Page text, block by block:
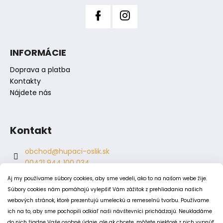
Aj my používame súbory cookies, aby sme vedeli, ako to na našom webe žije.
Súbory cookies nám pomáhajú vylepšiť Vám zážitok z prehliadania našich
webových stránok, ktoré prezentujú umeleckú a remeselnú tvorbu. Používame
ich na to, aby sme pochopili odkiaľ naši návštevníci prichádzajú. Neukladáme
INFORMÁCIE
Doprava a platba
Kontakty
Nájdete nás
Kontakt
obchod@hupaci-oslik.sk
00421 944 100 034
00421 944 904 704
hupaci.oslik
dagmar.juricova